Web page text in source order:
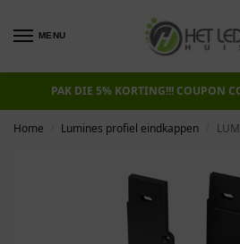
MENU
PAK DIE 5% KORTING!!! COUPON
Home Lumines profiel eindkappen LUMINES